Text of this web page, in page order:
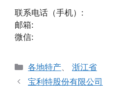
联系电话（手机）:
邮箱:
微信:
分
类
各地特产、浙江省
宝利特股份有限公司